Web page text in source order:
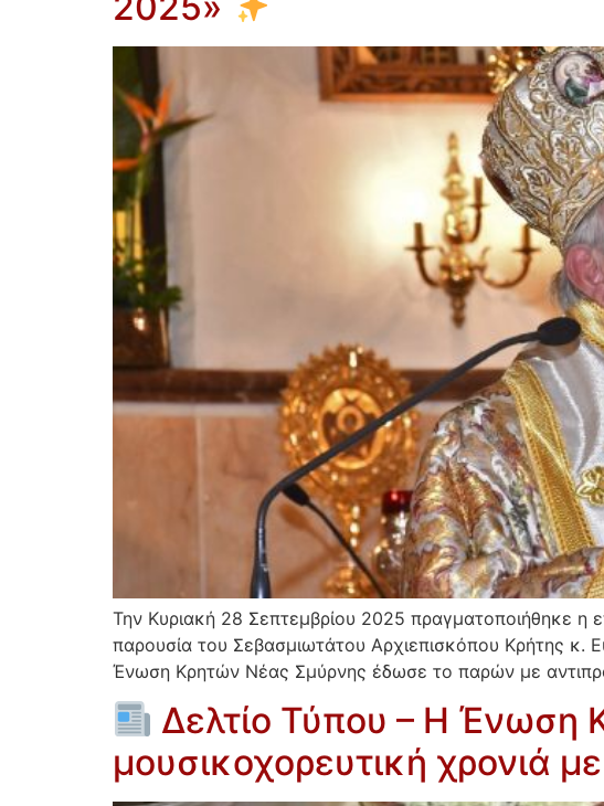
Την Κυριακή 28 Σεπτεμβρίου 2025 πραγματοποιήθηκε
παρουσία του Σεβασμιωτάτου Αρχιεπισκόπου Κρήτης κ.
Ένωση Κρητών Νέας Σμύρνης έδωσε το παρών με
Δελτίο Τύπου – Η Ένωση
μουσικοχορευτική χρονιά